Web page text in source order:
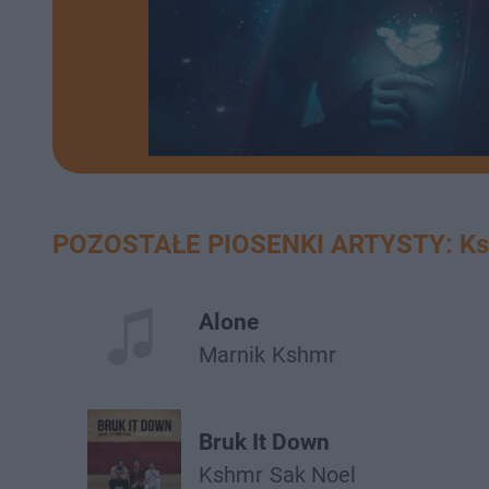
POZOSTAŁE PIOSENKI ARTYSTY:
Alone
Marnik Kshmr
Bruk It Down
Kshmr Sak Noel